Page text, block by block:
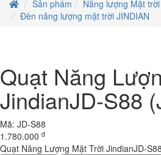
8.500.000 đ7,500,000 đ
Laptop HP Probook 640 G1- Intel Core
14
7.000.000 đ 6,300,000 đ
Laptop HP Elitebook 820 G3 - Intel Core
SSD128G - 12.5'
8.100.000 đ7,600,000 đ
Sản phẩm
Năng lượng Mặt trời
Đèn năng lượng mặt trời JINDIAN
Quạt Năng
JindianJD-S88
Mã: JD-S88
1.780.000 đ
Quạt Năng Lượng Mặt Trời JindianJD-